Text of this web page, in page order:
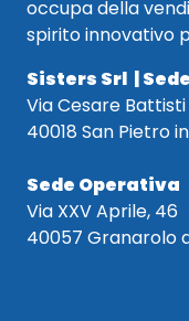
occupa della
spirito innovativo
Sisters Srl |
Via Cesare Battisti
40018 San Pietro
Sede Operativa
Via XXV Aprile, 46
40057 Granarolo